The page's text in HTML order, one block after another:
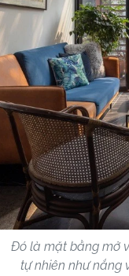
Đó là mặt bằng mở
tự nhiên như nắng